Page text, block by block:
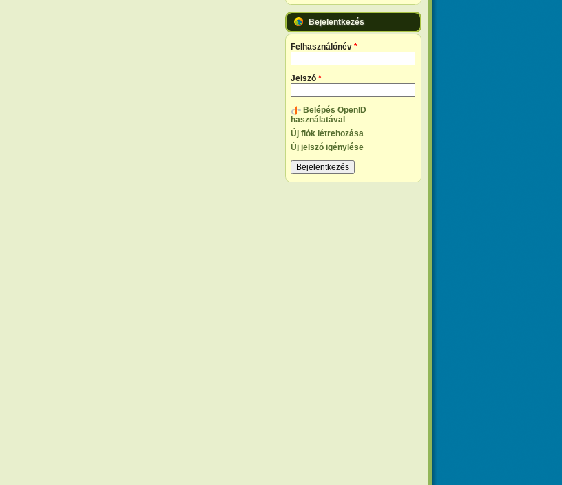
Bejelentkezés
Felhasználónév *
Jelszó *
Belépés OpenID
használatával
Új fiók létrehozása
Új jelszó igénylése